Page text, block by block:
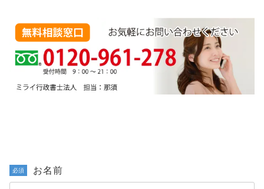
必須 お名前